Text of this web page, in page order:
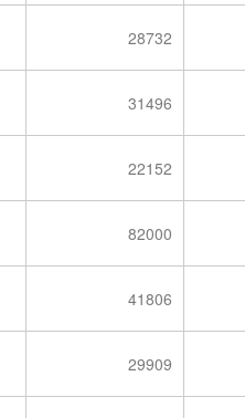
28732
31496
22152
82000
41806
29909